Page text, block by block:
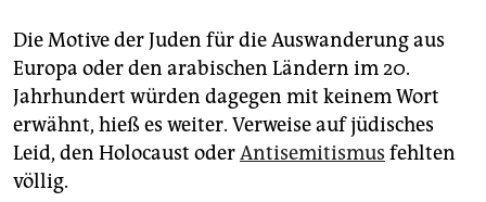
Die Motive der Juden für die Auswanderung aus
Europa oder den arabischen Ländern im 20.
Jahrhundert würden dagegen mit keinem Wort
erwähnt, hieß es weiter. Verweise auf jüdisches
Leid, den Holocaust oderAntisemitismus fehlten
völlig.